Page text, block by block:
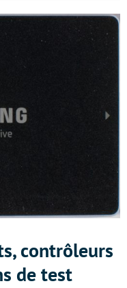
contrôleurs
de test